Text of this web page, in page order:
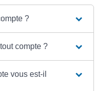
?
compte ?
vous est-il